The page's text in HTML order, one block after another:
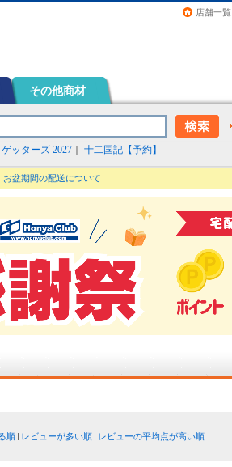
店舗一覧
その他商材
ゲッターズ 2027 十二国記【予約】
お盆期間の配送について
順 レビューが多い順
レビューの平均点が高い順